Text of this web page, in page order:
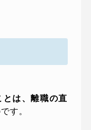
とは、離職の直
す。